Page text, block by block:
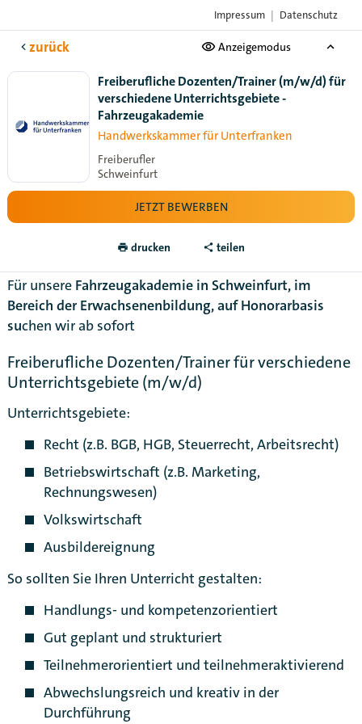
der Handwerksorganisationen
Impressum | Datenschutz
zurück Anzeigemodus
Freiberufliche Dozenten/Trainer (m/w/d) für
verschiedene Unterrichtsgebiete -
Fahrzeugakademie
Handwerkskammer für Unterfranken
Freiberufler
Schweinfurt
JETZT BEWERBEN
drucken teilen
Für unsere Fahrzeugakademie in Schweinfurt, im
Bereich der Erwachsenenbildung, auf Honorarbasis
suchen wir ab sofort
Freiberufliche Dozenten/Trainer für verschiedene
Unterrichtsgebiete (m/w/d)
Unterrichtsgebiete:
Recht (z.B. BGB, HGB, Steuerrecht, Arbeitsrecht)
Betriebswirtschaft (z.B. Marketing,
Rechnungswesen)
Volkswirtschaft
Ausbildereignung
So sollten Sie Ihren Unterricht gestalten:
Handlungs- und kompetenzorientiert
Gut geplant und strukturiert
Teilnehmerorientiert und teilnehmeraktivierend
Abwechslungsreich und kreativ in der
Durchführung